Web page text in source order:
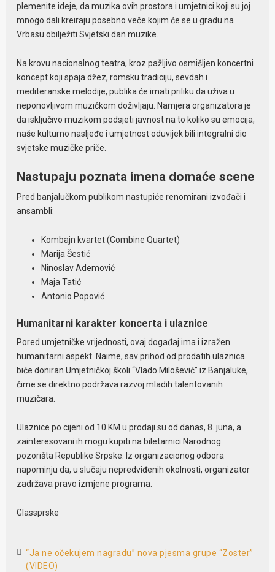
plemenite ideje, da muzika ovih prostora i umjetnici koji su joj
mnogo dali kreiraju posebno veče kojim će se u gradu na
Vrbasu obilježiti Svjetski dan muzike.
Na krovu nacionalnog teatra, kroz pažljivo osmišljen koncertni
koncept koji spaja džez, romsku tradiciju, sevdah i
mediteranske melodije, publika će imati priliku da uživa u
neponovljivom muzičkom doživljaju. Namjera organizatora je
da isključivo muzikom podsjeti javnost na to koliko su emocija,
naše kulturno nasljeđe i umjetnost oduvijek bili integralni dio
svjetske muzičke priče.
Nastupaju poznata imena domaće scene
Pred banjalučkom publikom nastupiće renomirani izvođači i
ansambli:
Kombajn kvartet (Combine Quartet)
Marija Šestić
Ninoslav Ademović
Maja Tatić
Antonio Popović
Humanitarni karakter koncerta i ulaznice
Pored umjetničke vrijednosti, ovaj događaj ima i izražen
humanitarni aspekt. Naime, sav prihod od prodatih ulaznica
biće doniran Umjetničkoj školi “Vlado Milošević” iz Banjaluke,
čime se direktno podržava razvoj mladih talentovanih
muzičara.
Ulaznice po cijeni od 10 KM u prodaji su od danas, 8. juna, a
zainteresovani ih mogu kupiti na biletarnici Narodnog
pozorišta Republike Srpske. Iz organizacionog odbora
napominju da, u slučaju nepredviđenih okolnosti, organizator
zadržava pravo izmjene programa.
Glassprske
“Ja ne očekujem nagradu” nova pjesma grupe “Zoster”
(VIDEO)